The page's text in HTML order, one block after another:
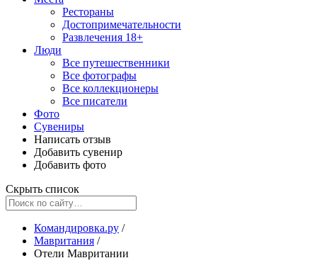
Рестораны
Достопримечательности
Развлечения 18+
Люди
Все путешественники
Все фотографы
Все коллекционеры
Все писатели
Фото
Сувениры
Написать отзыв
Добавить сувенир
Добавить фото
Скрыть список
Командировка.ру /
Мавритания /
Отели Мавритании